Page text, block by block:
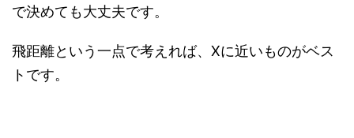
で決めても大丈夫です。
飛距離という一点で考えれば、Xに近いものがベス
トです。